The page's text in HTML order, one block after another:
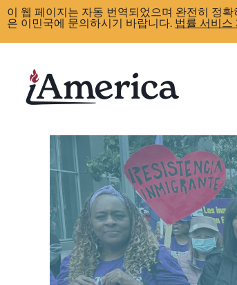
이 웹 페이지는 자동 번역되었으며 완전히 정
은 이민국에 문의하시기 바랍니다. 법률 서비스